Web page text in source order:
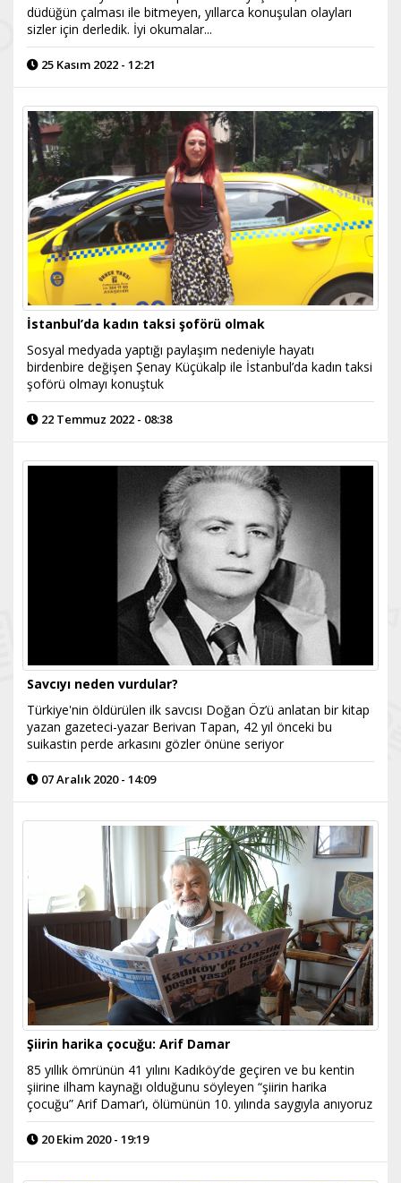
düdüğün çalması ile bitmeyen, yıllarca konuşulan olayları
sizler için derledik. İyi okumalar...
25 Kasım 2022 - 12:21
İstanbul’da kadın taksi şoförü olmak
Sosyal medyada yaptığı paylaşım nedeniyle hayatı
birdenbire değişen Şenay Küçükalp ile İstanbul’da kadın taksi
şoförü olmayı konuştuk
22 Temmuz 2022 - 08:38
Savcıyı neden vurdular?
Türkiye'nin öldürülen ilk savcısı Doğan Öz’ü anlatan bir kitap
yazan gazeteci-yazar Berivan Tapan, 42 yıl önceki bu
suikastin perde arkasını gözler önüne seriyor
07 Aralık 2020 - 14:09
Şiirin harika çocuğu: Arif Damar
85 yıllık ömrünün 41 yılını Kadıköy’de geçiren ve bu kentin
şiirine ilham kaynağı olduğunu söyleyen “şiirin harika
çocuğu” Arif Damar’ı, ölümünün 10. yılında saygıyla anıyoruz
20 Ekim 2020 - 19:19